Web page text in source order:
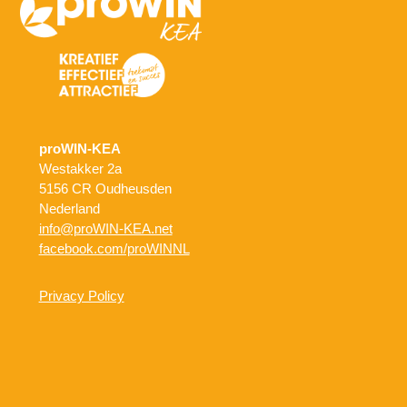
proWIN-KEA
Westakker 2a
5156 CR Oudheusden
Nederland
info@proWIN-KEA.net
facebook.com/proWINNL
Privacy Policy